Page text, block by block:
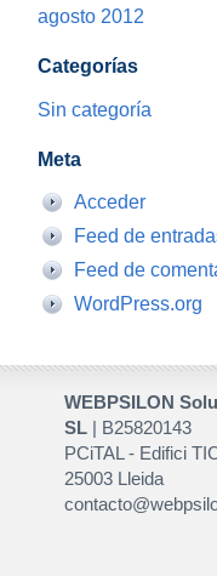
agosto 2012
Categorías
Sin categoría
Meta
Acceder
Feed de
Feed de
WordPress.org
WEBPSILON
SL| B25820143
PCiTAL - Edifici
25003 Lleida